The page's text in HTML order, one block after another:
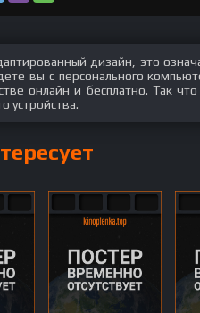
дизайн, это
вы с персонального
онлайн и бесплатно. Так
устройства.